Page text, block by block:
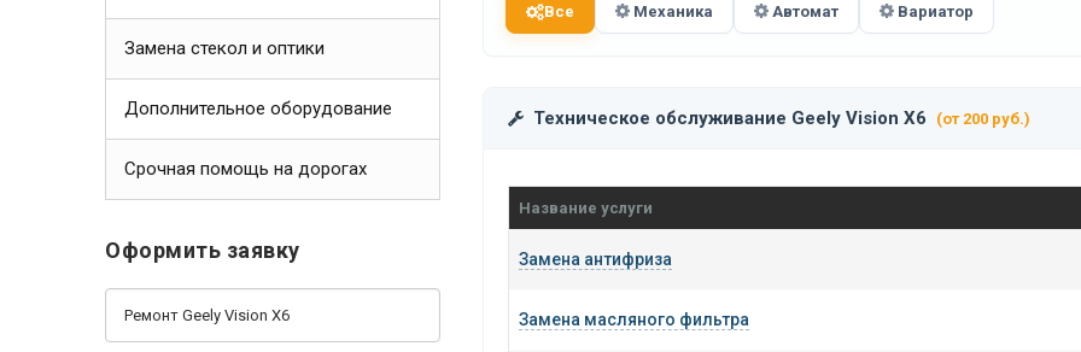
Все Механика Автомат Вариатор
Техническое обслуживание Geely Vision X6 (от 200 руб.)
Название услуги
Замена антифриза
Замена масляного фильтра
Замена стекол и оптики
Дополнительное оборудование
Срочная помощь на дорогах
Оформить заявку